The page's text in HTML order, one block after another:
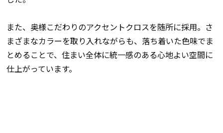
また、奥様こだわりのアクセントクロスを随所に採用。さ
まざまなカラーを取り入れながらも、落ち着いた色味でま
とめることで、住まい全体に統一感のある心地よい空間に
仕上がっています。